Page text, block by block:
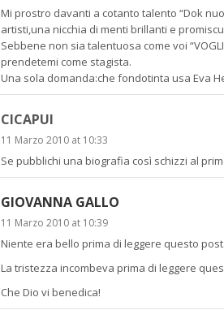
Mi prostro davanti a cotanto talento “Dok
artisti,una nicchia di menti brillanti e
Sebbene non sia talentuosa come voi
prendetemi come stagista.
Una sola domanda:che fondotinta usa Eva
CICAPUI
11 Marzo 2010 at 10:33
Se pubblichi una biografia così schizzi al
GIOVANNA GALLO
11 Marzo 2010 at 10:39
Niente era bello prima di leggere questo
La tristezza incombeva prima di leggere
Che Dio vi benedica!